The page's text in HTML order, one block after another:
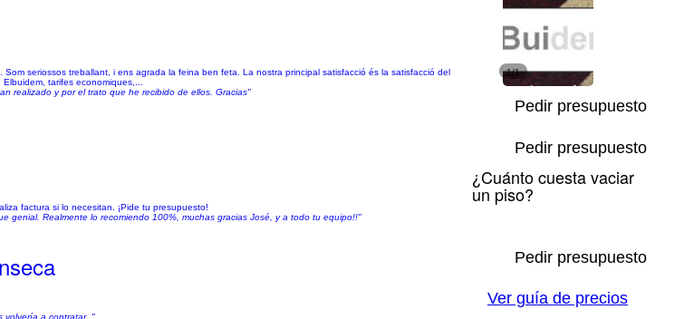
seriossos treballant, i ens agrada la feina ben feta. La nostra principal satisfacció és la satisfacció del
tarifes economiques,...
realizado y por el trato que he recibido de ellos. Gracias"
1/1
Pedir presupuesto
factura si lo necesitan. ¡Pide tu presupuesto!
genial. Realmente lo recomiendo 100%, muchas gracias José, y a todo tu equipo!!"
Pedir presupuesto
volvería a contratar. "
Pedir presupuesto
¿Cuánto cuesta vaciar
un piso?
Ver guía de precios